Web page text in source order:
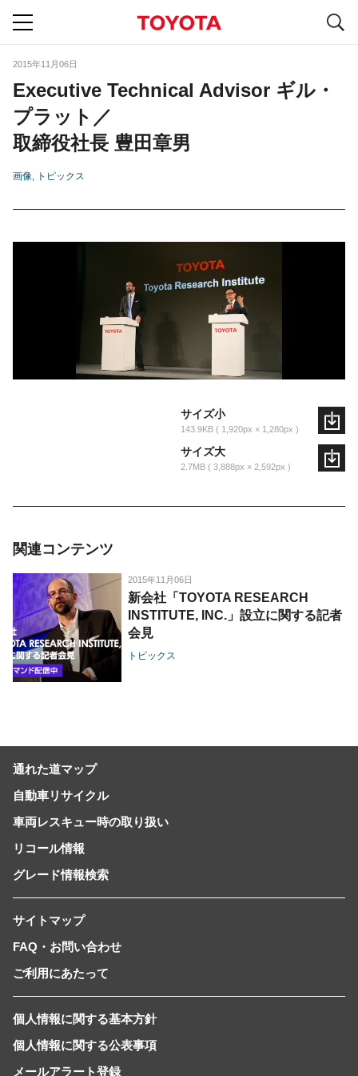
2015年11月06日
Executive Technical Advisor ギル・
プラット／
取締役社長 豊田章男
画像 トピックス
サイズ小
143.9KB 1,920px × 1,280px
サイズ大
2.7MB 3,888px × 2,592px
関連コンテンツ
2015年11月06日
新会社「TOYOTA RESEARCH
INSTITUTE, INC.」設立に関する記者
会見
トピックス
通れた道マップ
自動車リサイクル
車両レスキュー時の取り扱い
リコール情報
グレード情報検索
サイトマップ
FAQ・お問い合わせ
ご利用にあたって
個人情報に関する基本方針
個人情報に関する公表事項
メールアラート登録